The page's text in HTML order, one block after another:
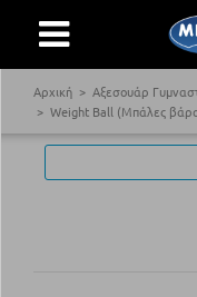
Αρχική Αξεσουάρ
Weight Ball (Μπάλες